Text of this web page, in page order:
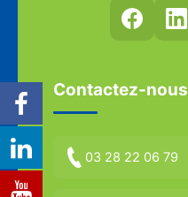
Contactez-nous
03 28 22 06 79